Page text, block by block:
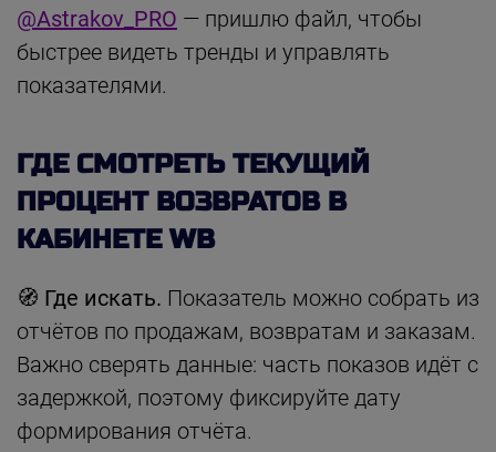
@Astrakov_PRO — пришлю файл, чтобы
быстрее видеть тренды и управлять
показателями.
ГДЕ СМОТРЕТЬ ТЕКУЩИЙ
ПРОЦЕНТ ВОЗВРАТОВ В
КАБИНЕТЕ WB
🧭 Где искать. Показатель можно собрать из
отчётов по продажам, возвратам и заказам.
Важно сверять данные: часть показов идёт с
задержкой, поэтому фиксируйте дату
формирования отчёта.